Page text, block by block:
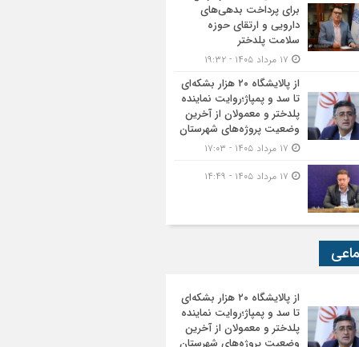
برای پرداخت بدهی‌های
دارویی و ارتقای حوزه
سلامت پلدختر
از پالایشگاه ۲۰ هزار بشکه‌ای
تا سد و پمپاژ؛روایت نماینده
پلدختر و معمولان از آخرین
وضعیت پروژه‌های شهرستان
از پالایشگاه ۲۰ هزار بشکه‌ای
تا سد و پمپاژ؛روایت نماینده
پلدختر و معمولان از آخرین
وضعیت پروژه‌های شهرستان